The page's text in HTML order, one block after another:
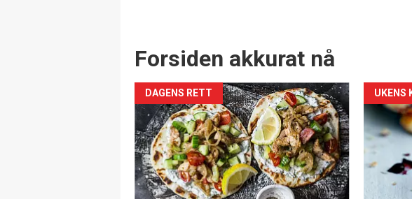
Forsiden akkurat nå
DAGENS RETT
nå
UKENS